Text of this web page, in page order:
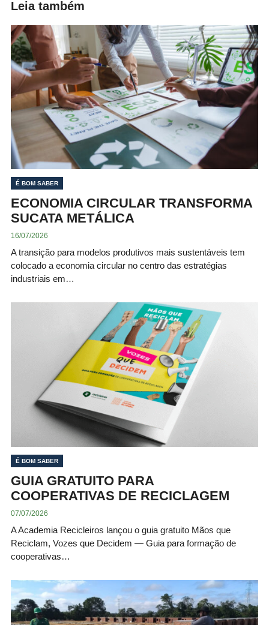
Leia também
É BOM SABER
ECONOMIA CIRCULAR TRANSFORMA
SUCATA METÁLICA
16/07/2026
A transição para modelos produtivos mais sustentáveis tem
colocado a economia circular no centro das estratégias
industriais em…
É BOM SABER
GUIA GRATUITO PARA
COOPERATIVAS DE RECICLAGEM
07/07/2026
A Academia Recicleiros lançou o guia gratuito Mãos que
Reciclam, Vozes que Decidem — Guia para formação de
cooperativas…